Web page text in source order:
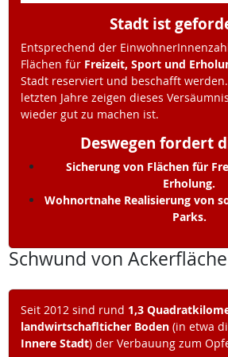
Stadt ist
Entsprechend der
Flächen für Freizeit, Sport und
Stadt reserviert und beschafft
letzten Jahre zeigen dieses
wieder gut zu machen ist.
Deswegen fordert
Sicherung von Flächen für
Erholung.
Wohnortnahe Realisierung von
Parks.
Schwund von
Seit 2012 sind rund 1,3
landwirtschaflticher Boden(in etwa
Innere Stadt) der Verbauung zum